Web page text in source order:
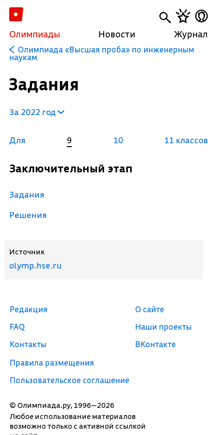
Олимпиады Новости Журнал
Олимпиада «Высшая проба» по инженерным
наукам
Задания
За 2022 год
Для 9 10 11 классов
Заключительный этап
Задания
Решения
Источник
olymp.hse.ru
© Олимпиада.ру, 1996—2026
Любое использование материалов
возможно только с активной ссылкой
Редакция
FAQ
Контакты
Правила размещения
Пользовательское соглашение
О сайте
Наши проекты
ВКонтакте